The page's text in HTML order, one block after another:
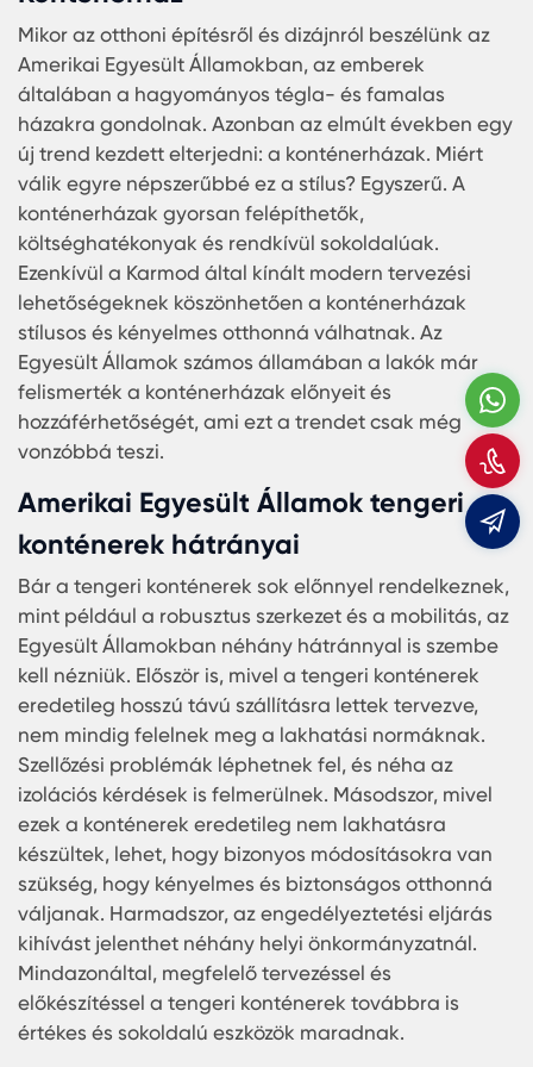
kiváló minőségű és korszerű megoldásokat kínál
irodai konténerek terén. Az irodakonténerek
kialakítása kifejezetten a munkavégzésre van
optimalizálva, így garantáltan megfelelnek a
legmagasabb elvárásoknak is. Tekintettel az
Egyesült Államok dinamikus üzleti környezetére,
irodakonténerek tökéletes választást jelentenek
vállalatok és vállalkozók számára.
A leggyorsabb otthoni megoldás
Amerikai Egyesült Államok:
Konténerház
Mikor az otthoni építésről és dizájnról beszélünk
Amerikai Egyesült Államokban, az emberek
általában a hagyományos tégla- és famalas
házakra gondolnak. Azonban az elmúlt években
új trend kezdett elterjedni: a konténerházak.
válik egyre népszerűbbé ez a stílus? Egyszerű. A
konténerházak gyorsan felépíthetők,
költséghatékonyak és rendkívül sokoldalúak.
Ezenkívül a Karmod által kínált modern tervezési
lehetőségeknek köszönhetően a konténerházak
stílusos és kényelmes otthonná válhatnak. Az
Egyesült Államok számos államában a lakók már
felismerték a konténerházak előnyeit és
hozzáférhetőségét, ami ezt a trendet csak még
vonzóbbá teszi.
Amerikai Egyesült Államok tengeri
konténerek hátrányai